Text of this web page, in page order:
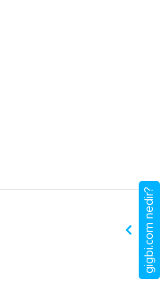
gigbi.com nedir?